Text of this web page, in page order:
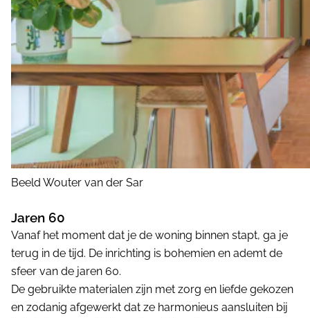
Beeld Wouter van der Sar
Jaren 60
Vanaf het moment dat je de woning binnen stapt, ga je
terug in de tijd. De inrichting is bohemien en ademt de
sfeer van de jaren 60.
De gebruikte materialen zijn met zorg en liefde gekozen
en zodanig afgewerkt dat ze harmonieus aansluiten bij